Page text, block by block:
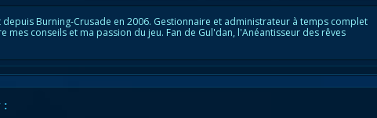
Burning-Crusade en 2006. Gestionnaire et administrateur à temps complet
mes conseils et ma passion du jeu. Fan de Gul'dan, l'Anéantisseur des rêves
: